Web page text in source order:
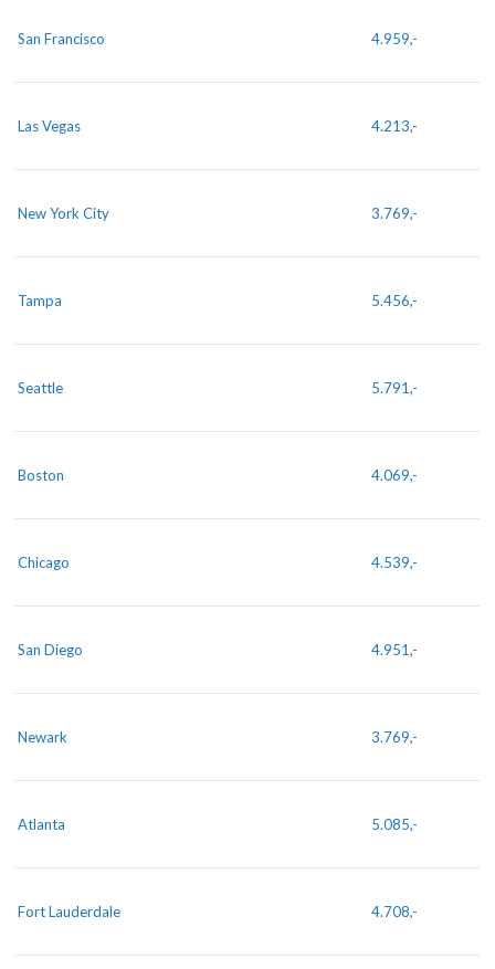
San Francisco 4.959,-
Las Vegas 4.213,-
New York City 3.769,-
Tampa 5.456,-
Seattle 5.791,-
Boston 4.069,-
Chicago 4.539,-
San Diego 4.951,-
Newark 3.769,-
Atlanta 5.085,-
Fort Lauderdale 4.708,-